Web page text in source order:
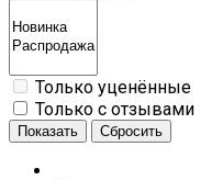
Только уценённые
Только с отзывами
Показать Сбросить